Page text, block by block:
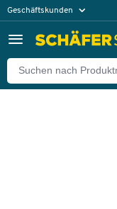
Geschäftskunden
Zurück